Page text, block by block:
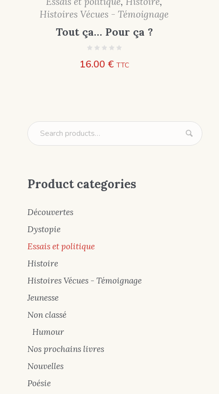
Histoires Vécues - Témoignage
Tout ça… Pour ça ?
16.00 € TTC
Product categories
Découvertes
Dystopie
Essais et politique
Histoire
Histoires Vécues - Témoignage
Jeunesse
Non classé
Humour
Nos prochains livres
Nouvelles
Poésie